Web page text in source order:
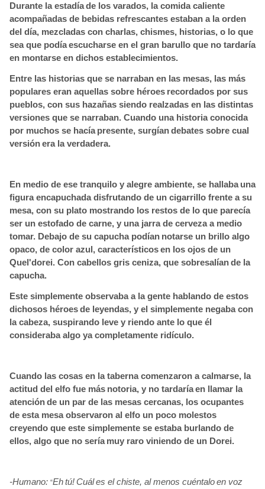
Durante la estadíade los varados, la comida caliente
acompañadas de bebidas refrescantes estaban a la orden
del día, mezcladas con charlas, chismes, historias, o lo que
sea que podíaescucharse en el gran barullo que no tardaría
en montarse en dichos establecimientos.
Entre las historias que se narraban en las mesas, las más
populares eran aquellas sobre héroes recordados por sus
pueblos, con sus hazañas siendo realzadas en las distintas
versiones que se narraban. Cuando una historia conocida
por muchos se hacía presente, surgíandebates sobre cual
versiónera la verdadera.
En medio de ese tranquilo y alegre ambiente, se hallaba una
figura encapuchada disfrutando de un cigarrillo frente a su
mesa, con su plato mostrando los restos de lo que parecía
ser un estofado de carne, y una jarra de cerveza a medio
tomar. Debajo de su capucha podían notarse un brillo algo
opaco, de color azul, característicosen los ojos de un
Quel'dorei. Con cabellos gris ceniza, que sobresalíande la
capucha.
Este simplemente observaba a la gente hablando de estos
dichosos héroesde leyendas, y el simplemente negaba con
la cabeza, suspirando leve y riendo ante lo que él
consideraba algo ya completamente ridículo.
Cuando las cosas en la taberna comenzaron a calmarse, la
actitud del elfo fue más notoria, y no tardaríaen llamar la
atenciónde un par de las mesas cercanas, los ocupantes
de esta mesa observaron al elfo un poco molestos
creyendo que este simplemente se estaba burlando de
ellos, algo que no sería muy raro viniendo de un Dorei.
-Humano: “Ehtú!Cuáles el chiste, al menos cuéntaloen voz